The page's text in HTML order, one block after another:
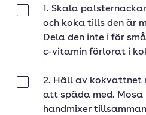
1. Skala
och koka tills den är
Dela den inte i för
c-vitamin förlorat i
2. Häll av kokvattnet
att späda med. Mosa
handmixer